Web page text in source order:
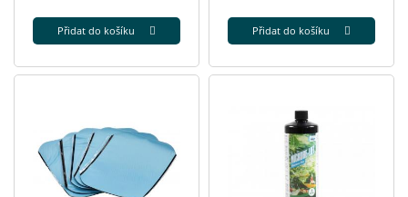
Přidat do košíku Přidat do košíku